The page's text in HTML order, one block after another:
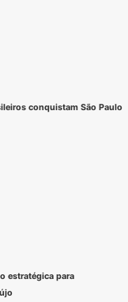
conquistam São Paulo
estratégica para